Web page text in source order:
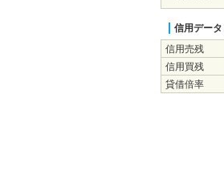
信用データ
信用売残
信用買残
貸借倍率